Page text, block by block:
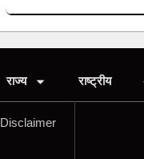
राज्य राष्ट्रीय
Disclaimer